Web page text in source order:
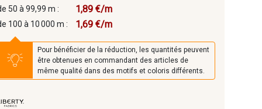
50 à 99,99 m : 1,89 €/m
100 à 10 000 m : 1,69 €/m
Pour bénéficier de la réduction, les quantités peuvent
être obtenues en commandant des articles de
même qualité dans des motifs et coloris différents.